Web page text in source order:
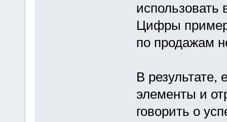
Цифры
по продажам
В
элементы и
говорить о